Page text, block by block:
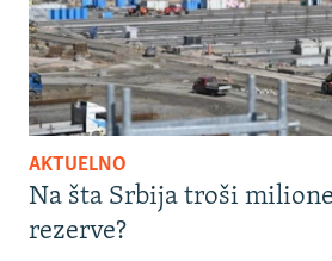
AKTUELNO
Na šta Srbija troši
rezerve?